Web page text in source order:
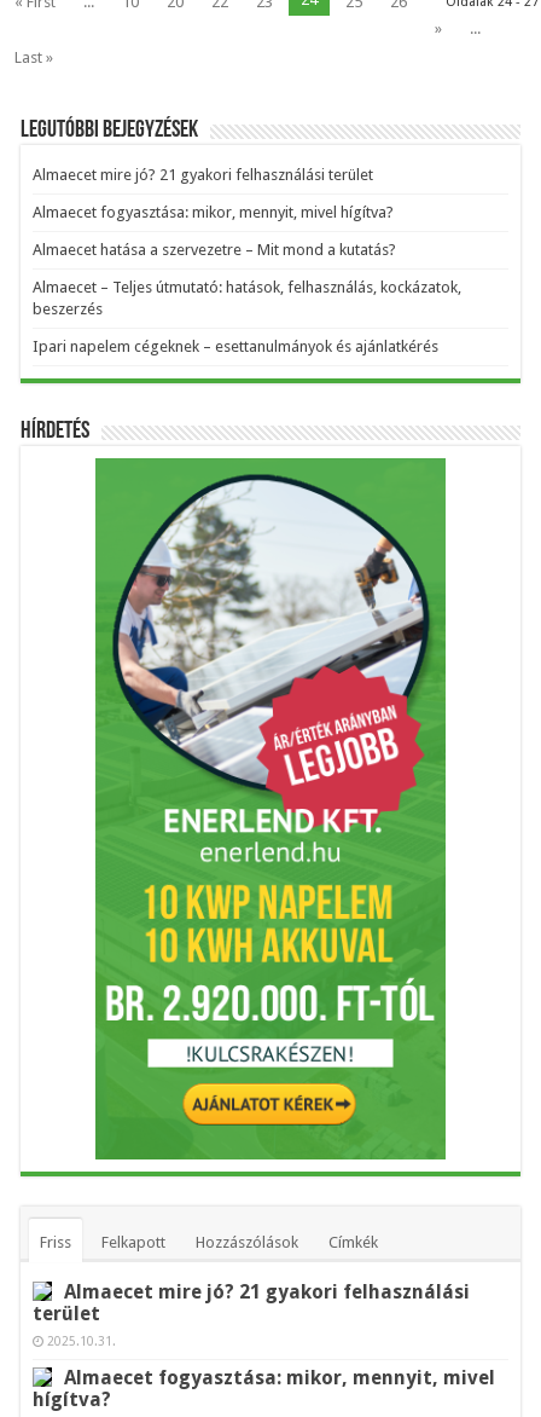
»
...
Last »
Legutóbbi bejegyzések
Almaecet mire jó? 21 gyakori felhasználási terület
Almaecet fogyasztása: mikor, mennyit, mivel hígítva?
Almaecet hatása a szervezetre – Mit mond a kutatás?
Almaecet – Teljes útmutató: hatások, felhasználás, kockázatok,
beszerzés
Ipari napelem cégeknek – esettanulmányok és ajánlatkérés
Hírdetés
Friss Felkapott Hozzászólások Címkék
Almaecet mire jó? 21 gyakori felhasználási
terület
2025.10.31.
Almaecet fogyasztása: mikor, mennyit, mivel
hígítva?